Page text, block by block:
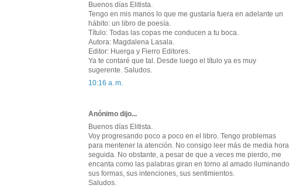
Buenos días Elitista.
Tengo en mis manos lo que me gustaría fuera en adelante un
hábito: un libro de poesía.
Título: Todas las copas me conducen a tu boca.
Autora: Magdalena Lasala.
Editor: Huerga y Fierro Editores.
Ya te contaré que tal. Desde luego el título ya es muy
sugerente. Saludos.
10:16 a. m.
Anónimo dijo...
Buenos días Elitista.
Voy progresando poco a poco en el libro. Tengo problemas
para mentener la atención. No consigo leer más de media hora
seguida. No obstante, a pesar de que a veces me pierdo, me
encanta como las palabras giran en torno al amado iluminando
sus formas, sus intenciones, sus sentimientos.
Saludos.